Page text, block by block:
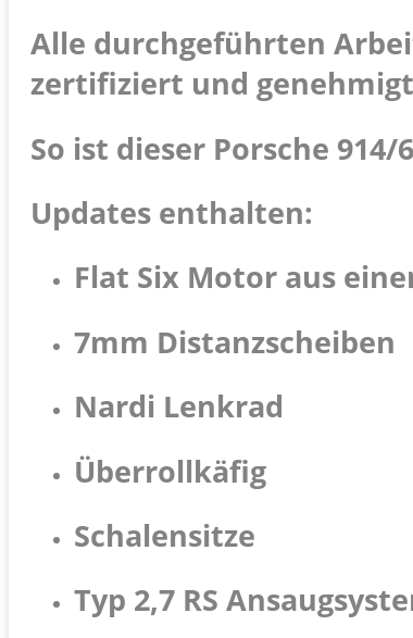
Alle durchgeführten
zertifiziert und
So ist dieser Porsche
Updates enthalten:
Flat Six Motor aus
7mm Distanzscheiben
Nardi Lenkrad
Überrollkäfig
Schalensitze
Typ 2,7 RS